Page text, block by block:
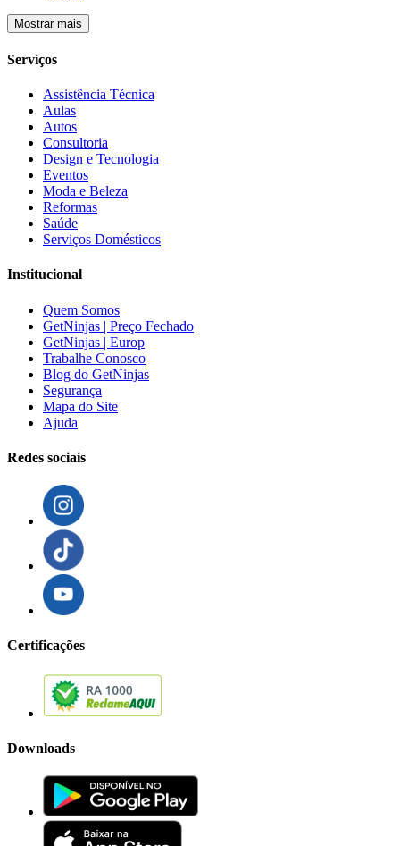
Mostrar mais
Serviços
Assistência Técnica
Aulas
Autos
Consultoria
Design e Tecnologia
Eventos
Moda e Beleza
Reformas
Saúde
Serviços Domésticos
Institucional
Quem Somos
GetNinjas | Preço Fechado
GetNinjas | Europ
Trabalhe Conosco
Blog do GetNinjas
Segurança
Mapa do Site
Ajuda
Redes sociais
Certificações
Downloads